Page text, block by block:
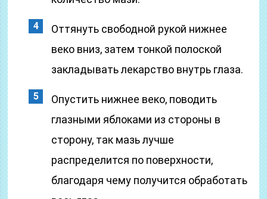
Оттянуть свободной рукой нижнее
веко вниз, затем тонкой полоской
закладывать лекарство внутрь глаза.
Опустить нижнее веко, поводить
глазными яблоками из стороны в
сторону, так мазь лучше
распределится по поверхности,
благодаря чему получится обработать